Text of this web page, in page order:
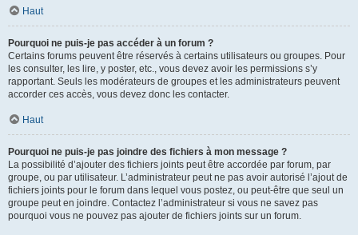
Haut
Pourquoi ne puis-je pas accéder à un forum ?
Certains forums peuvent être réservés à certains utilisateurs ou groupes. Pour
les consulter, les lire, y poster, etc., vous devez avoir les permissions s’y
rapportant. Seuls les modérateurs de groupes et les administrateurs peuvent
accorder ces accès, vous devez donc les contacter.
Haut
Pourquoi ne puis-je pas joindre des fichiers à mon message ?
La possibilité d’ajouter des fichiers joints peut être accordée par forum, par
groupe, ou par utilisateur. L’administrateur peut ne pas avoir autorisé l’ajout de
fichiers joints pour le forum dans lequel vous postez, ou peut-être que seul un
groupe peut en joindre. Contactez l’administrateur si vous ne savez pas
pourquoi vous ne pouvez pas ajouter de fichiers joints sur un forum.